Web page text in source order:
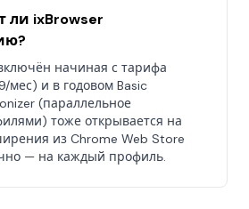
ли ixBrowser
начиная с тарифа
мес) и в годовом Basic
(параллельное
тоже открывается на
из Chrome Web Store
— на каждый профиль.